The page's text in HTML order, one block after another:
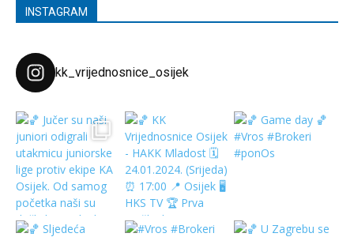
INSTAGRAM
kk_vrijednosnice_osijek